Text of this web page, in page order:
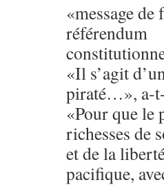
«message
référendum
«Il s’agit
piraté…», a-
«Pour que le
richesses de
et de la
pacifique,